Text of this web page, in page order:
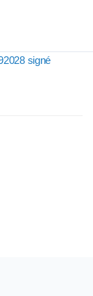
signé